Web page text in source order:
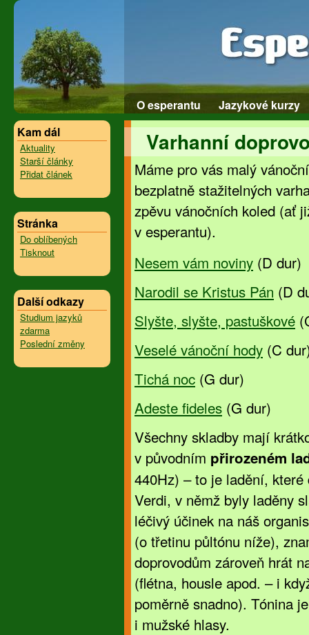
O esperantu
Jazykové kurzy
Kam dál
Aktuality
Starší články
Přidat článek
Stránka
Do oblíbených
Tisknout
Další odkazy
Studium jazyků
zdarma
Poslední změny
Varhanní
Máme pro vás malý
bezplatně stažitelných
zpěvu vánočních koled (ať
v esperantu).
Nesem vám noviny (D dur)
Narodil se Kristus Pán (D
Slyšte, slyšte, pastuškové
Veselé vánoční hody (C
Tichá noc (G dur)
Adeste fideles (G dur)
Všechny skladby mají
v původním přirozeném
440Hz) – to je ladění,
Verdi, v němž byly laděny
léčivý účinek na náš
(o třetinu půltónu níže),
doprovodům zároveň hrát
(flétna, housle apod. – i
poměrně snadno). Tónina
i mužské hlasy.